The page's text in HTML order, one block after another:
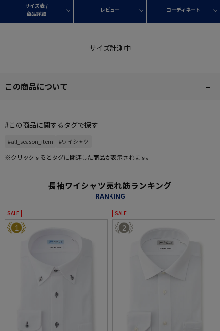
サイズ表 /
商品詳細
レビュー コーディネート
サイズ計測中
この商品について
#この商品に関するタグで探す
#all_season_item #ワイシャツ
※クリックするとタグに関連した商品が表示されます。
長袖ワイシャツ売れ筋ランキング
RANKING
SALE
1
SALE
2